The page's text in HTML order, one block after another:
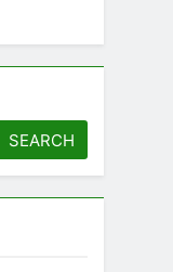
SEARCH